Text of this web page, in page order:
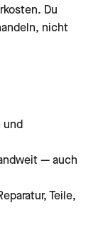
Du
nicht
und
— auch
Teile,